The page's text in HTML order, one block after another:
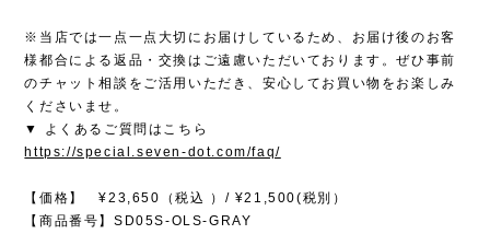
※当店では一点一点大切にお届けしているため、お届け後のお客
様都合による返品・交換はご遠慮いただいております。ぜひ事前
のチャット相談をご活用いただき、安心してお買い物をお楽しみ
くださいませ。
▼ よくあるご質問はこちら
https://special.seven-dot.com/faq/
【価格】 ¥23,650（税込 ）/ ¥21,500(税別）
【商品番号】SD05S-OLS-GRAY